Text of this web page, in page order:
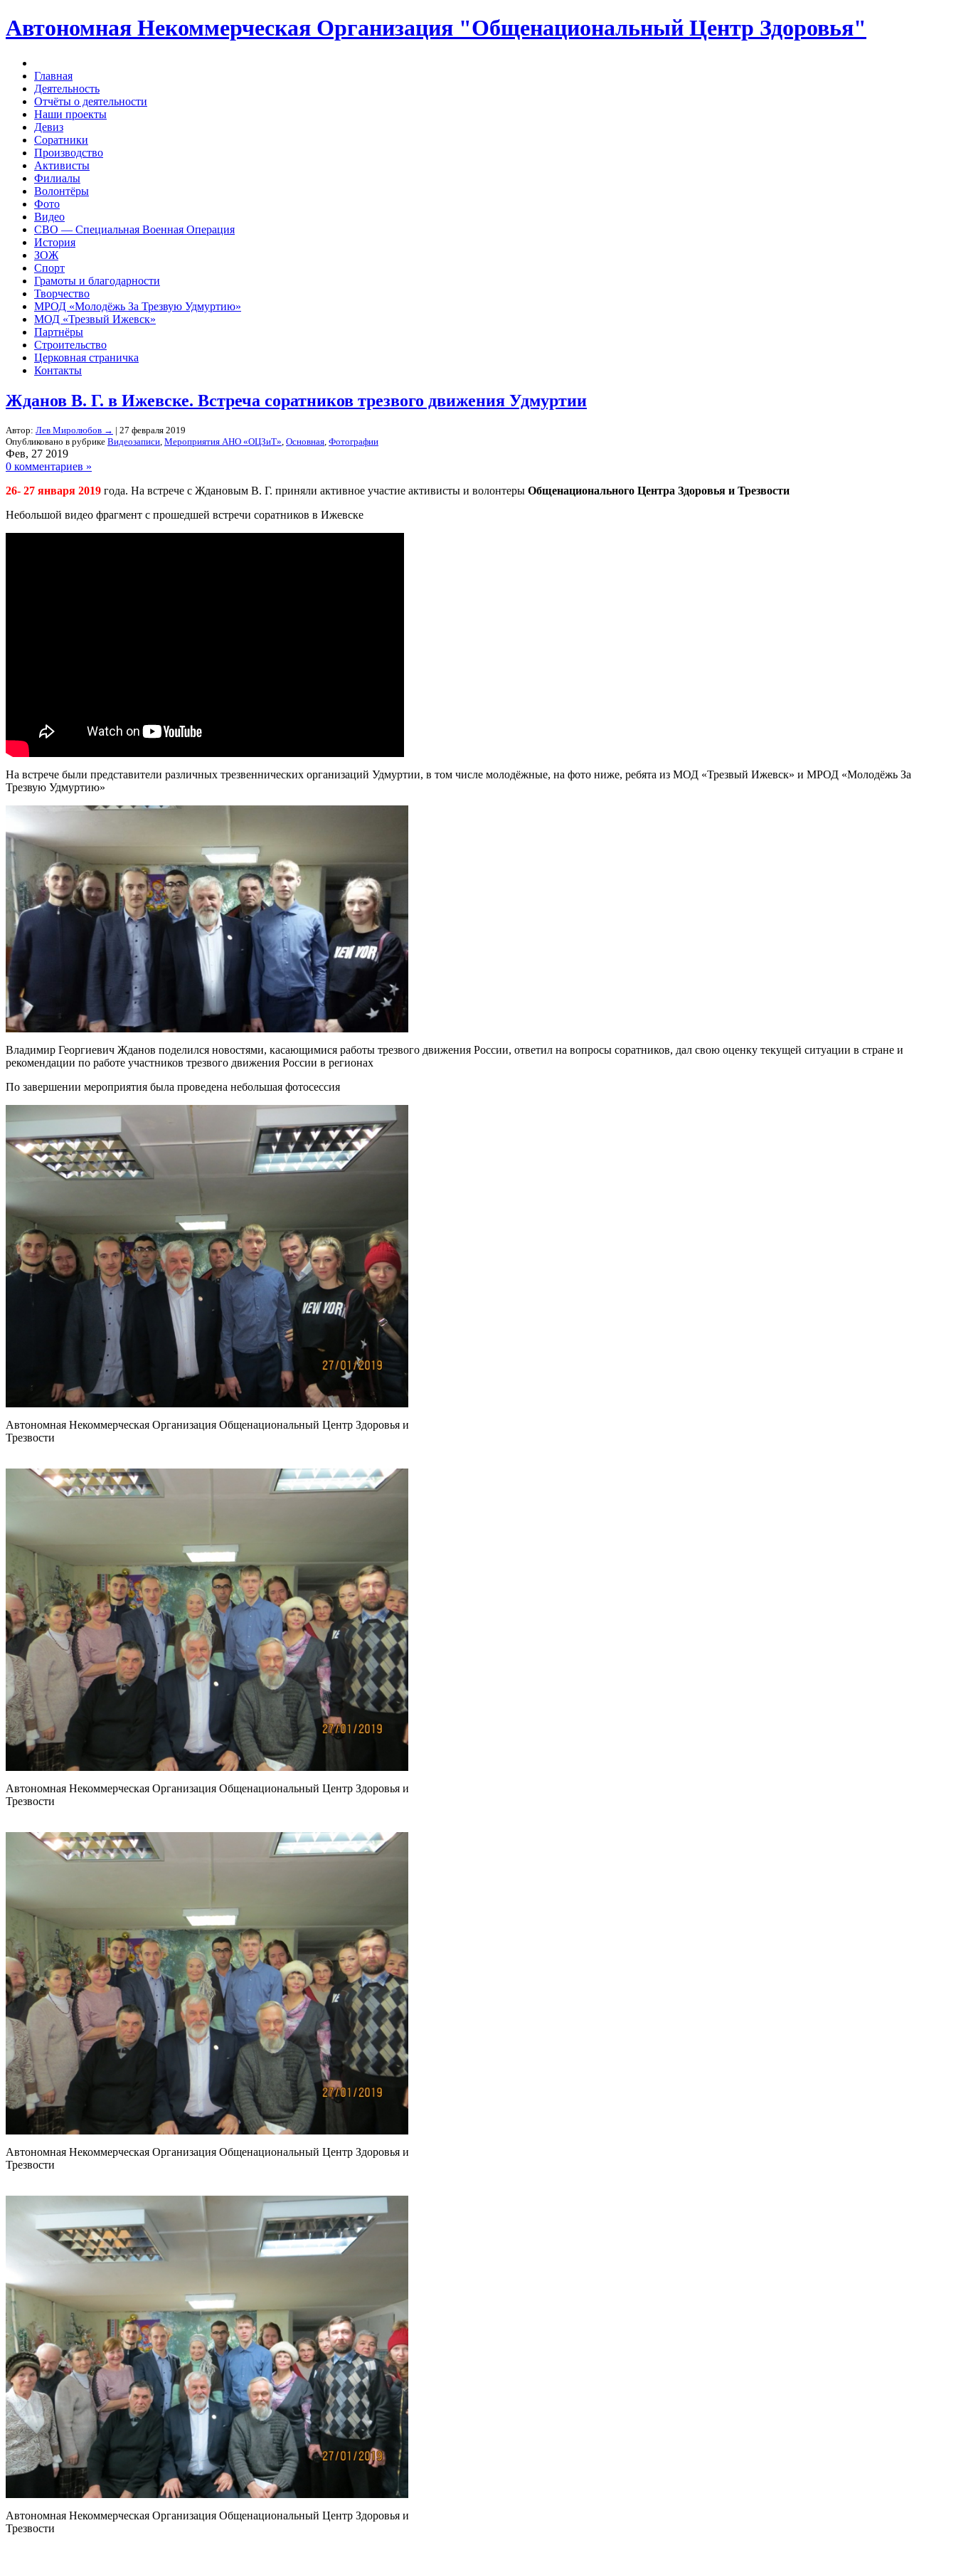
Автономная Некоммерческая Организация "Общенациональный Центр Здоровья"
Главная
Деятельность
Отчёты о деятельности
Наши проекты
Девиз
Соратники
Производство
Активисты
Филиалы
Волонтёры
Фото
Видео
СВО — Специальная Военная Операция
История
ЗОЖ
Спорт
Грамоты и благодарности
Творчество
МРОД «Молодёжь За Трезвую Удмуртию»
МОД «Трезвый Ижевск»
Партнёры
Строительство
Церковная страничка
Контакты
Жданов В. Г. в Ижевске. Встреча соратников трезвого движения Удмуртии
Автор: Лев Миролюбов → | 27 февраля 2019
Опубликовано в рубрике Видеозаписи Мероприятия АНО «ОЦЗиТ» Основная Фотографии
Фев, 27 2019
0 комментариев »
26- 27 января 2019 года. На встрече с Ждановым В. Г. приняли активное участие активисты и волонтеры Общенационального Центра Здоровья и Трезвости
Небольшой видео фрагмент с прошедшей встречи соратников в Ижевске
На встрече были представители различных трезвеннических организаций Удмуртии, в том числе молодёжные, на фото ниже, ребята из МОД «Трезвый Ижевск» и МРОД «Молодёжь За
Трезвую Удмуртию»
Владимир Георгиевич Жданов поделился новостями, касающимися работы трезвого движения России, ответил на вопросы соратников, дал свою оценку текущей ситуации в стране и
рекомендации по работе участников трезвого движения России в регионах
По завершении мероприятия была проведена небольшая фотосессия
Автономная Некоммерческая Организация Общенациональный Центр Здоровья и
Трезвости
Автономная Некоммерческая Организация Общенациональный Центр Здоровья и
Трезвости
Автономная Некоммерческая Организация Общенациональный Центр Здоровья и
Трезвости
Автономная Некоммерческая Организация Общенациональный Центр Здоровья и
Трезвости